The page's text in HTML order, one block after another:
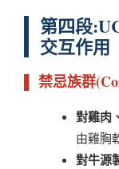
第四段
交互作用
▌ 禁忌族群
對雞肉
由雞胸
對牛源